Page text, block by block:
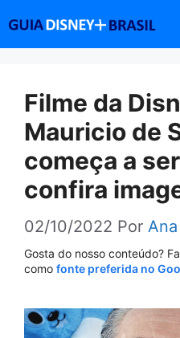
conteúdo
Filme da
Mauricio de
começa a
confira
02/10/2022 Por
Gosta do nosso conteúdo?
como fonte preferida no